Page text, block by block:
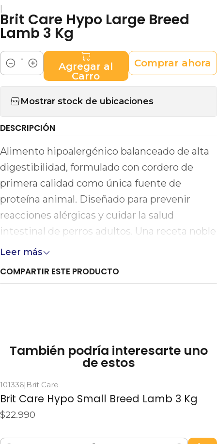
Brit Care Hypo Large Breed
Lamb 3 Kg
Cantidad
Agregar al
Carro
Comprar ahora
Mostrar stock de ubicaciones
DESCRIPCIÓN
Alimento hipoalergénico balanceado de alta
digestibilidad, formulado con cordero de
primera calidad como única fuente de
proteína animal. Diseñado para prevenir
reacciones alérgicas y cuidar la salud
intestinal de perros adultos. Una receta noble
que aporta energía estable, refuerza el
Leer más
COMPARTIR ESTE PRODUCTO
También podría interesarte uno
de estos
101336| Brit Care
Brit Care Hypo Small Breed Lamb 3 Kg
$22.990